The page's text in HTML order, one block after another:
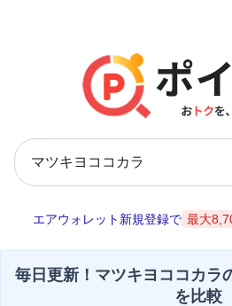
エアウォレット新規登録で 最大
毎日更新！マツキヨココカラ
を比較